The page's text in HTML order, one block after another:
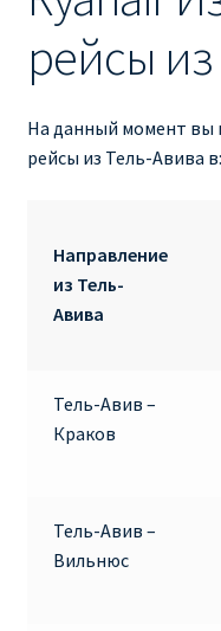
Ryanair изменение
Ryanair изменения
Ryanair изменить
Ryanair Испания
RYANAIR КУПИТЬ
Ryanair онлайн
рейсы
На данный момент вы
рейсы из Тель-Авива в:
Направление
из Тель-
Авива
Тель-Авив –
Краков
Тель-Авив –
Вильнюс